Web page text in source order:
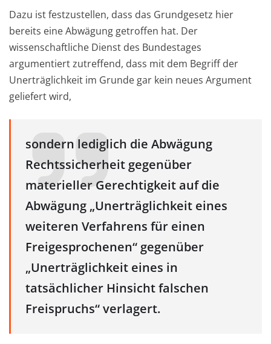
Dazu ist festzustellen, dass das Grundgesetz hier
bereits eine Abwägung getroffen hat. Der
wissenschaftliche Dienst des Bundestages
argumentiert zutreffend, dass mit dem Begriff der
Unerträglichkeit im Grunde gar kein neues Argument
geliefert wird,
sondern lediglich die Abwägung
Rechtssicherheit gegenüber
materieller Gerechtigkeit auf die
Abwägung „Unerträglichkeit eines
weiteren Verfahrens für einen
Freigesprochenen“ gegenüber
„Unerträglichkeit eines in
tatsächlicher Hinsicht falschen
Freispruchs“ verlagert.